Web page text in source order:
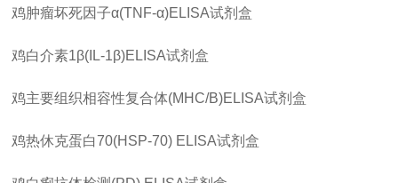
鸡肿瘤坏死因子α(TNF-α)ELISA试剂盒
鸡白介素1β(IL-1β)ELISA试剂盒
鸡主要组织相容性复合体(MHC/B)ELISA试剂盒
鸡热休克蛋白70(HSP-70) ELISA试剂盒